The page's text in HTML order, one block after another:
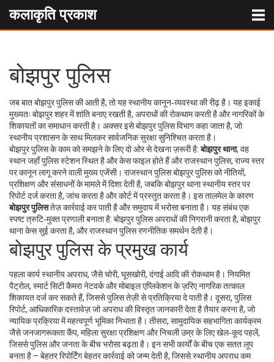
कलाकृति प्रकाश
बोझपुर पुलिस
जब बातबोझपुर पुलिसकी आती है, तो यह स्थानीय कानून‑व्यवस्था की रीढ़ है। यह इकाई
मुख्यतः बोझपुर शहर में शांति बनाए रखती है, अपराधों की रोकथाम करती है और नागरिकों के
शिकायतों का समाधान करती है। अक्सर इसेबोझपुर पुलिस विभागकहा जाता है, जो
स्थानीय प्रशासन के साथ मिलकर सार्वजनिक सुरक्षा सुनिश्चित करता है।
बोझपुर पुलिस के काम को समझने के लिए दो ओर से देखना ज़रूरी है:बोझपुर थाना, वह
स्थान जहाँ पुलिस स्टेशन स्थित है और केस फाइल होते हैंऔरराजस्थान पुलिस, राज्य स्तर
पर कानून लागू करने वाली मुख्य एजेंसी। राजस्थान पुलिस बोझपुर पुलिस को नीतियों,
प्रशिक्षण और संसाधनों के मामले में दिशा देती है, जबकि बोझपुर थाना स्थानीय स्तर पर
रिपोर्ट दर्ज करता है, जांच करता है और कोर्ट में प्रस्तुत करता है। इस तालमेल के कारण
बोझपुर पुलिसतेज़ कार्रवाई कर पाती है और समुदाय में भरोसा बनाता है। यह संबंध एक
स्पष्ट त्रुटि‑मुक्त प्रणाली बनाता है: बोझपुर पुलिस अपराधों की निगरानी करता है, बोझपुर
थाना केस सुई करता है, और राजस्थान पुलिस रणनीतिक समर्थन देती है।
बोझपुर पुलिस के प्रमुख कार्य
पहला कार्यस्थानीय अपराध, जैसे चोरी, घूसखोरी, दंगाई आदिकी रोकथाम है। नियमित
पैट्रोल, स्मार्ट सिटी कैमरा नेटवर्क और मोबाइल एप्लिकेशन के ज़रिए नागरिक तत्काल
शिकायत दर्ज कर सकते हैं, जिससे पुलिस तेज़ी से प्रतिक्रिया दे पाती है। दूसरा, पुलिस
रिपोर्ट, आधिकारिक दस्तावेज़ जो अपराध की विस्तृत जानकारी देता हैतैयार करना है, जो
न्यायिक प्रक्रिया में महत्वपूर्ण भूमिका निभाता है। तीसरा, सामुदायिक सहभागिता कार्यक्रम
जैसे जनजागरूकता कैंप, महिला सुरक्षा प्रशिक्षण और निचली उम्र के लिए खेल‑कूद पहलें,
जिससे पुलिस और जनता के बीच भरोसा बढ़ता है। इन सभी कार्यों के बीच एक सतत लूप
बनता है – बेहतर रिपोर्टिंग बेहतर कार्रवाई को जन्म देती है, जिससे स्थानीय अपराध कम